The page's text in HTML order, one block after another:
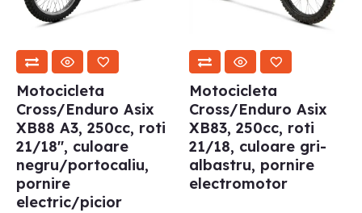
Motocicleta
Cross/Enduro Asix
XB88 A3, 250cc, roti
21/18″, culoare
negru/portocaliu,
pornire
electric/picior
Motocicleta
Cross/Enduro Asix
XB83, 250cc, roti
21/18, culoare gri-
albastru, pornire
electromotor